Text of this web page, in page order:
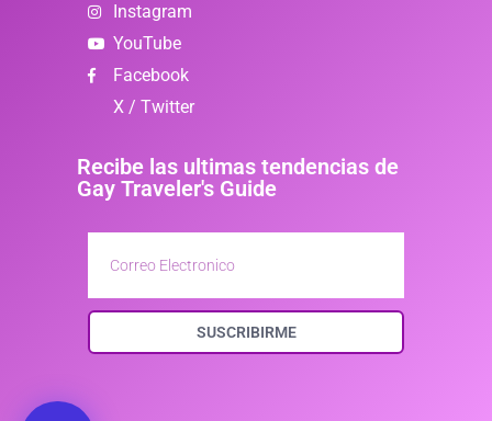
Instagram
YouTube
Facebook
X / Twitter
Recibe las ultimas tendencias de
Gay Traveler's Guide
SUSCRIBIRME